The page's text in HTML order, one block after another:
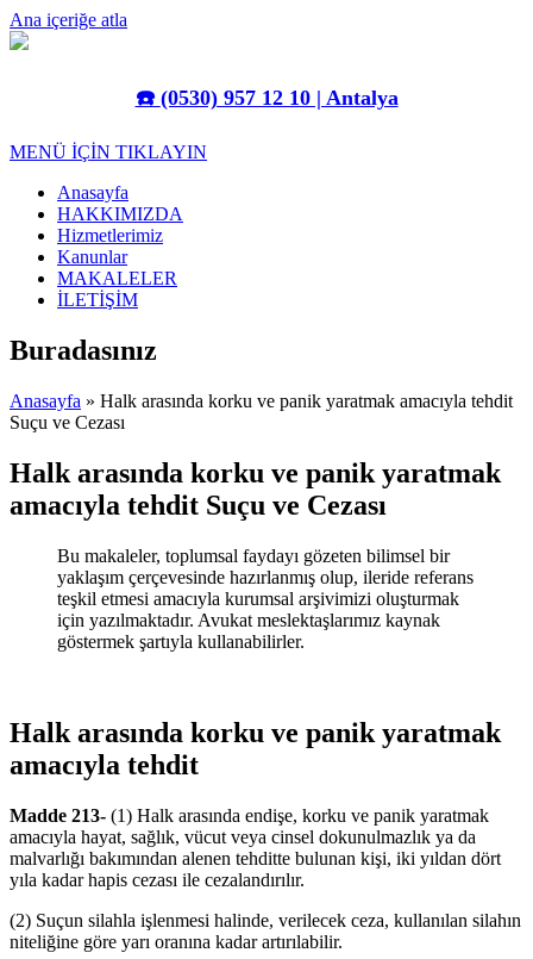
Ana içeriğe atla
☎️ (0530) 957 12 10 | Antalya
MENÜ İÇİN TIKLAYIN
Anasayfa
HAKKIMIZDA
Hizmetlerimiz
Kanunlar
MAKALELER
İLETİŞİM
Buradasınız
Anasayfa » Halk arasında korku ve panik yaratmak amacıyla tehdit
Suçu ve Cezası
Halk arasında korku ve panik yaratmak
amacıyla tehdit Suçu ve Cezası
Bu makaleler, toplumsal faydayı gözeten bilimsel bir
yaklaşım çerçevesinde hazırlanmış olup, ileride referans
teşkil etmesi amacıyla kurumsal arşivimizi oluşturmak
için yazılmaktadır. Avukat meslektaşlarımız kaynak
göstermek şartıyla kullanabilirler.
Halk arasında korku ve panik yaratmak
amacıyla tehdit
Madde 213- (1) Halk arasında endişe, korku ve panik yaratmak
amacıyla hayat, sağlık, vücut veya cinsel dokunulmazlık ya da
malvarlığı bakımından alenen tehditte bulunan kişi, iki yıldan dört
yıla kadar hapis cezası ile cezalandırılır.
(2) Suçun silahla işlenmesi halinde, verilecek ceza, kullanılan silahın
niteliğine göre yarı oranına kadar artırılabilir.